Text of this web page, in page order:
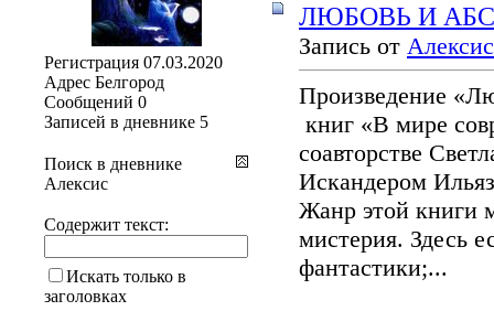
ЛЮБОВЬ И
Запись от Алексис
Произведение
книг «В мире
соавторстве
Искандером
Жанр этой книги
мистерия. Здесь
фантастики;...
Регистрация 07.03.2020
Адрес Белгород
Сообщений 0
Записей в дневнике 5
Поиск в дневнике
Алексис
Содержит текст:
Искать только в
заголовках